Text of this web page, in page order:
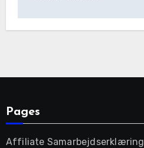
Pages
Affiliate Samarbejdserklæring